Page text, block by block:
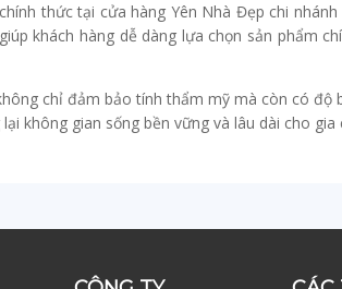
thức tại cửa hàng Yên Nhà Đẹp chi nhánh
khách hàng dễ dàng lựa chọn sản phẩm
chỉ đảm bảo tính thẩm mỹ mà còn có độ
không gian sống bền vững và lâu dài cho gia